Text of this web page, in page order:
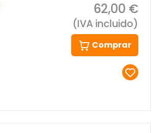
62,00 €
(IVA incluido)
Comprar